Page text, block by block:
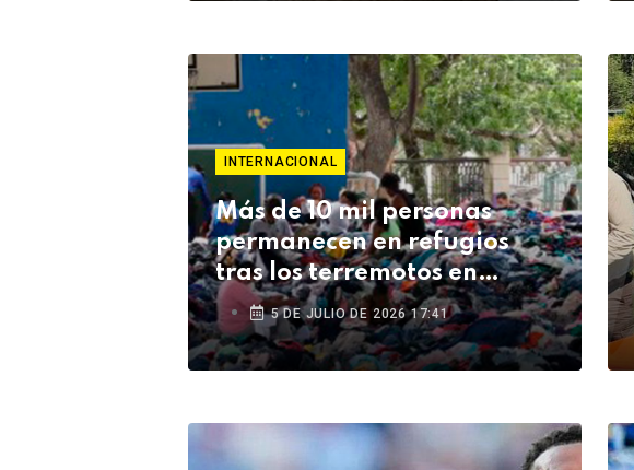
INTERNACIONAL
Más de 10 mil personas
permanecen en refugios
tras los terremotos en
Venezuela
5 DE JULIO DE 2026 17:41